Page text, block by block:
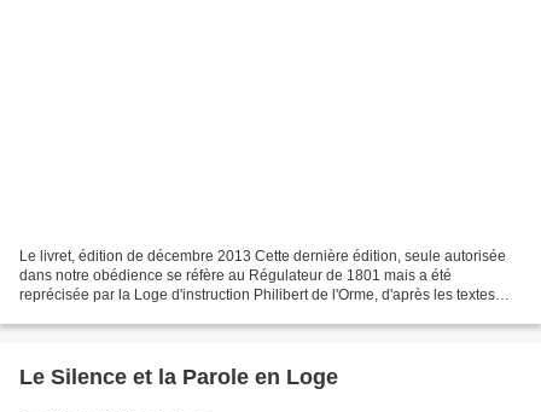
Le livret, édition de décembre 2013 Cette dernière édition, seule autorisée
dans notre obédience se réfère au Régulateur de 1801 mais a été
reprécisée par la Loge d'instruction Philibert de l'Orme, d'après les textes
Le Silence et la Parole en Loge